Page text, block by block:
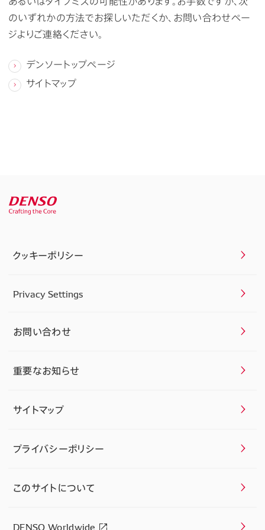
のいずれかの方法でお探しいただくか、お問い合わせペー
ジよりご連絡ください。
デンソートップページ
サイトマップ
クッキーポリシー
Privacy Settings
お問い合わせ
重要なお知らせ
サイトマップ
プライバシーポリシー
このサイトについて
DENSO Worldwide